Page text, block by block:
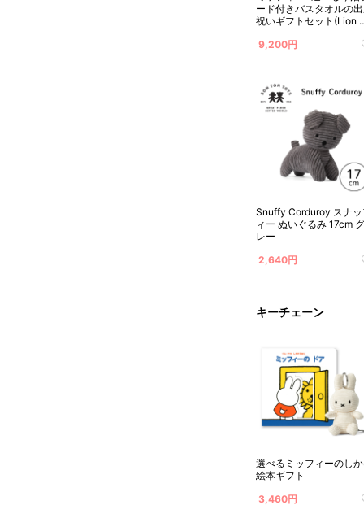
ード付きバスタオルの
祝いギフトセット(Lion
9,200円
Snuffy Corduroy スナッ
ィー ぬいぐるみ 17cm グ
レー
2,640円
キーチェーン
選べるミッフィーのし
絵本ギフト
3,460円